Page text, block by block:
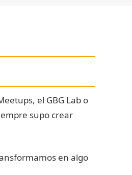
el GBG Lab o
supo crear
en algo